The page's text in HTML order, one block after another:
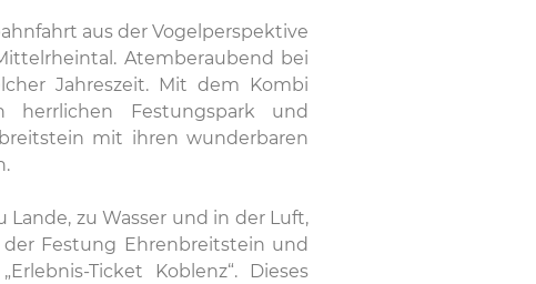
aus der Vogelperspektive
Atemberaubend bei
Jahreszeit. Mit dem Kombi
Festungspark und
mit ihren wunderbaren
Lande, zu Wasser und in der Luft,
Festung Ehrenbreitstein und
Ticket Koblenz“. Dieses